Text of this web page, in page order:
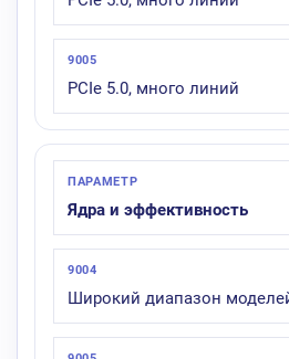
PCIe 5.0, много линий
Ядра и эффективность
Широкий диапазон